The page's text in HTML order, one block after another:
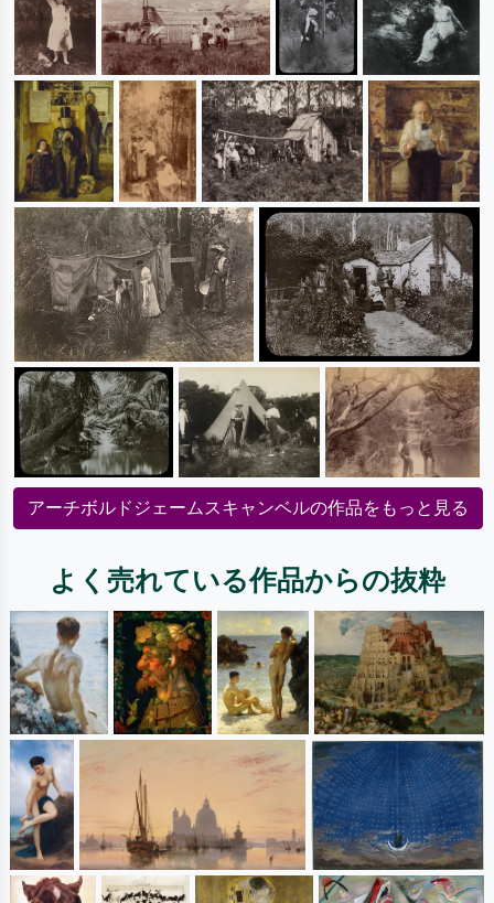
アーチボルドジェームスキャンベルの作品をもっと見る
よく売れている作品からの抜粋